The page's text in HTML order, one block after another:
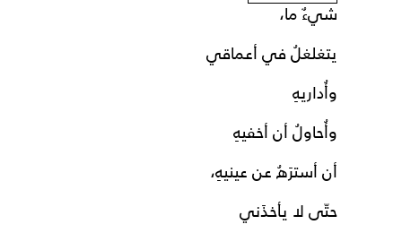
شيءٌ ما،
يتغلغلُ في أعماقي
وأُداريهِ
وأُحاولُ أن أخفيهِ
أن أسترَهُ عن عينيهِ،
حتّى لا يأخذَني